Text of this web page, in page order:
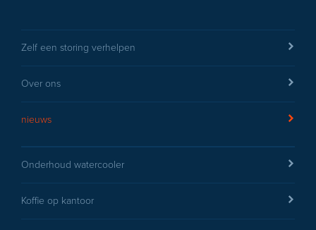
Zelf een storing verhelpen
Over ons
nieuws
Onderhoud watercooler
Koffie op kantoor